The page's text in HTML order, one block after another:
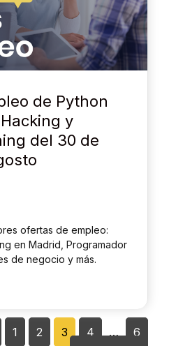
de Python
y
del 30 de
ofertas de empleo:
en Madrid, Programador
de negocio y más.
Página
1 Página
2 Página
3 Página
4 … Página
6